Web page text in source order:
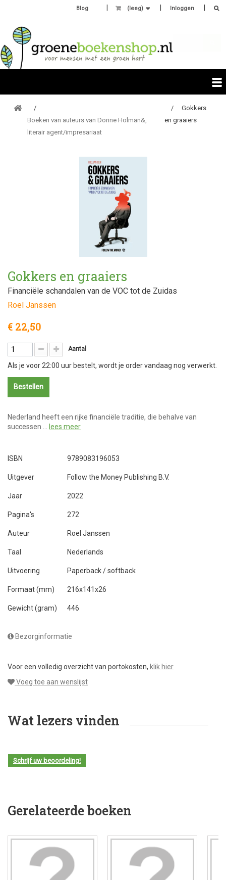
Inloggen
(leeg)
Blog
Boeken van auteurs van Dorine Holman&,
literair agent/impresariaat
Gokkers
en graaiers
Gokkers en graaiers
Financiële schandalen van de VOC tot de Zuidas
Roel Janssen
€ 22,50
Aantal
Als je voor 22:00 uur bestelt, wordt je order vandaag nog verwerkt.
Bestellen
Nederland heeft een rijke financiële traditie, die behalve van
successen …
lees meer
ISBN 9789083196053
Uitgever Follow the Money Publishing B.V.
Jaar 2022
Pagina's 272
Auteur Roel Janssen
Taal Nederlands
Uitvoering Paperback / softback
Formaat (mm) 216x141x26
Gewicht (gram) 446
Bezorginformatie
Voor een volledig overzicht van portokosten, klik hier
Voeg toe aan wenslijst
Wat lezers vinden
Schrijf uw beoordeling!
Gerelateerde boeken